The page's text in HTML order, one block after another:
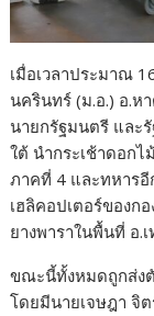
เมื่อเวลาประมาณ
นครินทร์ (ม.อ.) อ.ห
นายกรัฐมนตรี และ
ใต้ นำกระเช้าดอกไ
ภาคที่ 4 และทหาร
เฮลิคอปเตอร์ของก
ยางพาราในพื้นที่ อ.
ขณะนี้ทั้งหมดถูกส่ง
โดยมีนายเจษฎา จิ